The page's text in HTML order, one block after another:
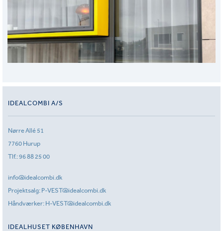
IDEALCOMBI A/S
Nørre Allé 51
7760 Hurup
Tlf.:96 88 25 00
info@idealcombi.dk
Projektsalg: P-VEST@idealcombi.dk
Håndværker: H-VEST@idealcombi.dk
IDEALHUSET KØBENHAVN